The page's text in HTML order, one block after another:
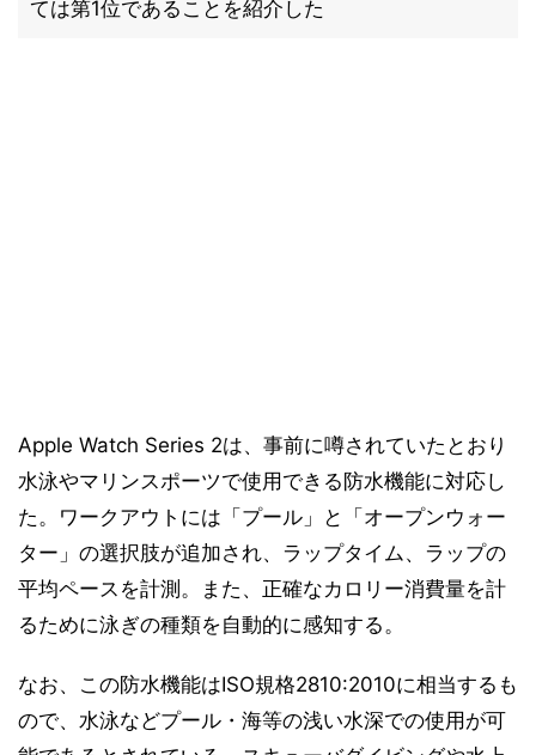
ては第1位であることを紹介した
Apple Watch Series 2は、事前に噂されていたとおり
水泳やマリンスポーツで使用できる防水機能に対応し
た。ワークアウトには「プール」と「オープンウォー
ター」の選択肢が追加され、ラップタイム、ラップの
平均ペースを計測。また、正確なカロリー消費量を計
るために泳ぎの種類を自動的に感知する。
なお、この防水機能はISO規格2810:2010に相当するも
ので、水泳などプール・海等の浅い水深での使用が可